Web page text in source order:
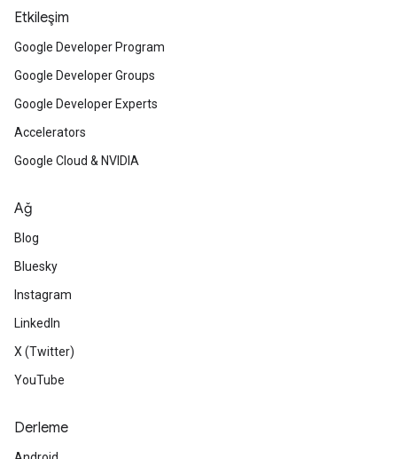
Etkileşim
Google Developer Program
Google Developer Groups
Google Developer Experts
Accelerators
Google Cloud & NVIDIA
Ağ
Blog
Bluesky
Instagram
LinkedIn
X (Twitter)
YouTube
Derleme